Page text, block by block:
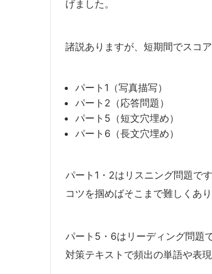
げました。
諸説ありますが、短期間でスコ
パート1（写真描写）
パート2（応答問題）
パート5（短文穴埋め）
パート6（長文穴埋め）
パート1・2はリスニング問題で
コツを掴めばそこまで難しくあり
パート5・6はリーディング問題
対策テキストで頻出の単語や表